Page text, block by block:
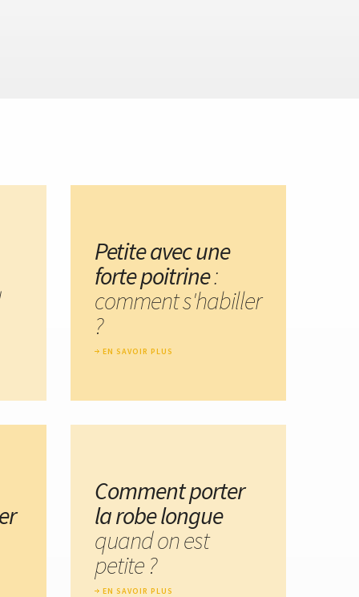
Petite avec une
forte poitrine:
comment s'habiller
?
EN SAVOIR PLUS
Comment porter
la robe longue
quand on est
petite ?
EN SAVOIR PLUS